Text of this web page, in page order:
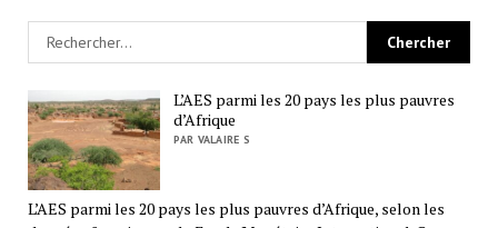
L’AES parmi les 20 pays les plus pauvres
d’Afrique
PAR VALAIRE S
L’AES parmi les 20 pays les plus pauvres d’Afrique, selon les